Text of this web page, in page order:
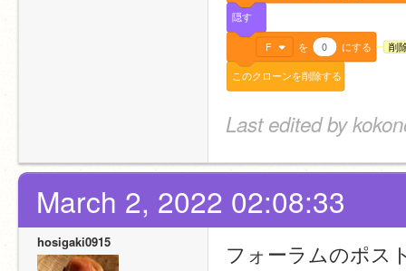
隠す
F を 0 にする 削
このクローンを削除する
Last edited by
March 2, 2022 02:08:33
hosigaki0915 フォーラムのポス